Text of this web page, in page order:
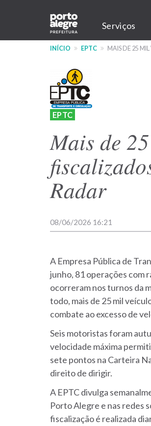
conteúdo
Main
navigation
Serviços
INÍCIO EPTC MAIS DE 25
EPTC
Mais de
Radar
08/06/2026 16:21
A Empresa Pública de
junho, 81 operações com
ocorreram nos turnos da
todo, mais de 25 mil
combate ao excesso de
Seis motoristas foram
velocidade máxima
sete pontos na Carteira
direito de dirigir.
A EPTC divulga
Porto Alegre e nas redes
fiscalização é realizada